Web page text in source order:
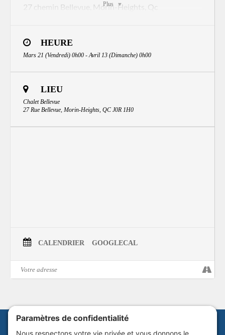
Plus
27 chemin Bellevue, Morin-Heights, Qc
l’accomplissement. L’exposition raconte l’histoire
d’une femme sensible et déchirée, prête à tout pour
faire vivre sa flamme intérieure, mais inquiète du
découvrir son monde envoûtant, où ses lignes
épurées dessinent un paysage émotif à la fois
HEURE
Mars 21 (Vendredi) 0h00 - Avril 13 (Dimanche) 0h00
LIEU
Chalet Bellevue
27 Rue Bellevue, Morin-Heights, QC J0R 1H0
CALENDRIER GOOGLECAL